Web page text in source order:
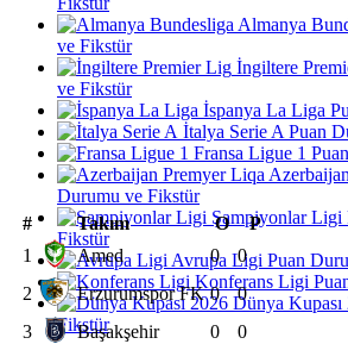
Almanya
ve Fikstür
İngiltere
ve Fikstür
İspanya La Liga
İtalya Serie A Puan
Fransa Ligue 1
Durumu ve Fikstür
Şampiyonlar Ligi
Fikstür
Avrupa Ligi Puan
Konferans Ligi
Dünya
Fikstür
# Takım O
P
1
Amed 0
0
2
Erzurumspor FK 0
0
3
Başakşehir 0
0